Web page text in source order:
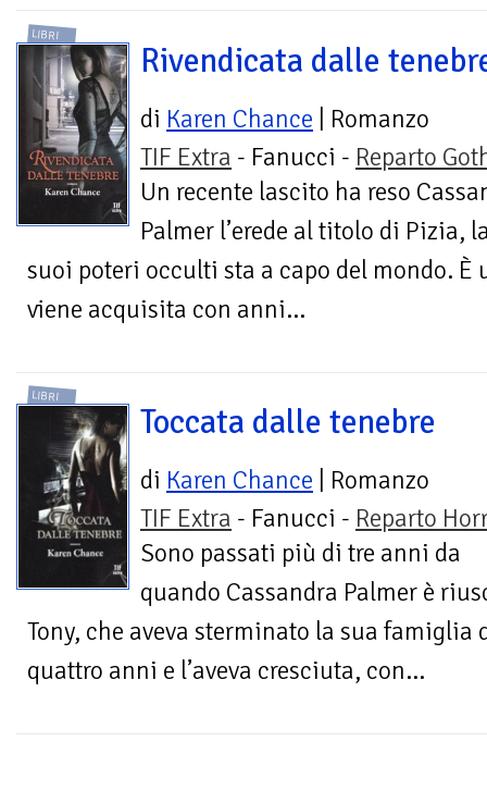
LIBRI
Rivendicata dalle
di Karen Chance | Romanzo
TIF Extra - Fanucci - Reparto
Un recente lascito ha reso
Palmer l’erede al titolo di Pizia,
suoi poteri occulti sta a capo del mondo.
viene acquisita con anni...
LIBRI
Toccata dalle tenebre
di Karen Chance | Romanzo
TIF Extra - Fanucci - Reparto
Sono passati più di tre anni da
quando Cassandra Palmer è
Tony, che aveva sterminato la sua famiglia
quattro anni e l’aveva cresciuta, con...